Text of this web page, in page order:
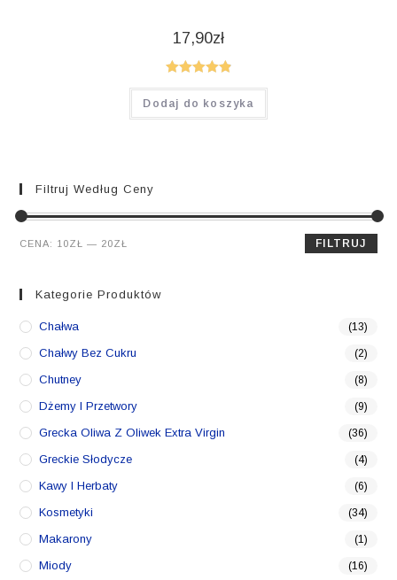
17,90zł
Oceniono
4.95na 5
Dodaj do koszyka
Filtruj Według Ceny
Cena
Cena
FILTRUJ
CENA: 10ZŁ — 20ZŁ
Kategorie Produktów
Chałwa (13)
Chałwy Bez Cukru (2)
Chutney (8)
Dżemy I Przetwory (9)
Grecka Oliwa Z Oliwek Extra Virgin (36)
Greckie Słodycze (4)
Kawy I Herbaty (6)
Kosmetyki (34)
Makarony (1)
Miody (16)